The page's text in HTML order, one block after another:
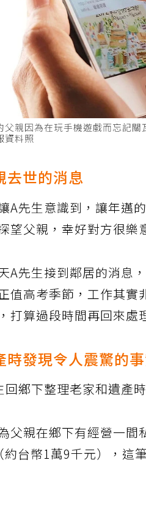
父親因為在玩手機遊戲而忘記
資料照
去世的消息
A先生意識到，讓年邁
望父親，幸好對方很樂
A先生接到鄰居的消息
值高考季節，工作其
打算過段時間再回來處
時發現令人震驚的
回鄉下整理老家和遺產
父親在鄉下有經營一
約台幣1萬9千元），這